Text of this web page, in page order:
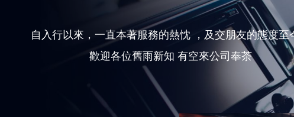
自入行以來，一直本著服務的熱忱 ，及交朋友的態度至
歡迎各位舊雨新知 有空來公司奉茶